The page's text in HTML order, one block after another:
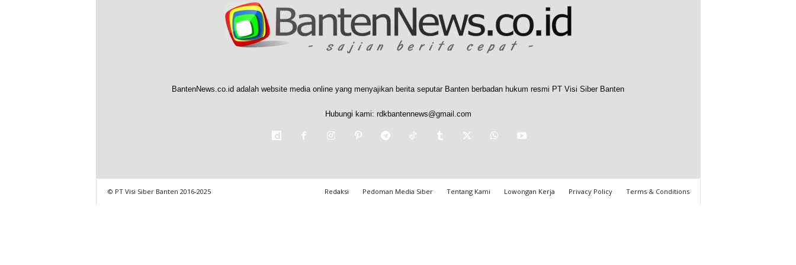
BantenNews.co.id adalah website media online yang menyajikan berita seputar Banten berbadan hukum resmi PT Visi Siber Banten
Hubungi kami: rdkbantennews@gmail.com
Redaksi Pedoman Media Siber Tentang Kami Lowongan Kerja Privacy Policy Terms & Conditions
© PT Visi Siber Banten 2016-2025